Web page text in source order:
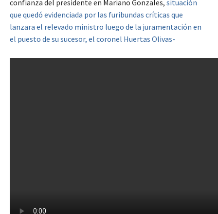
confianza del presidente en Mariano Gonzales, situación
que quedó evidenciada por las furibundas críticas que
lanzara el relevado ministro luego de la juramentación en
el puesto de su sucesor, el coronel Huertas Olivas-